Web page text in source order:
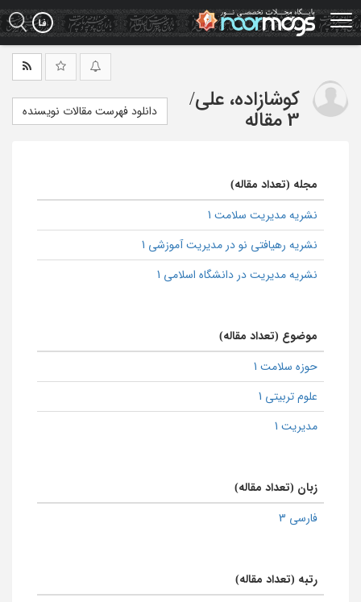
Skip
to
main
کوشازاده، علی/
3 مقاله
دانلود فهرست مقالات نویسنده
مجله (تعداد مقاله)
نشریه مدیریت سلامت 1
نشریه رهیافتی نو در مدیریت آموزشی 1
نشریه مدیریت در دانشگاه اسلامی 1
موضوع (تعداد مقاله)
حوزه سلامت 1
علوم تربیتی 1
مدیریت 1
زبان (تعداد مقاله)
فارسی 3
رتبه (تعداد مقاله)